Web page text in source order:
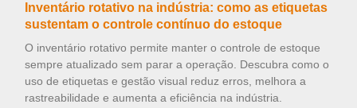
Inventário rotativo na indústria: como as etiquetas
sustentam o controle contínuo do estoque
O inventário rotativo permite manter o controle de estoque
sempre atualizado sem parar a operação. Descubra como o
uso de etiquetas e gestão visual reduz erros, melhora a
rastreabilidade e aumenta a eficiência na indústria.